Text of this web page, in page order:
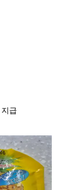
지급